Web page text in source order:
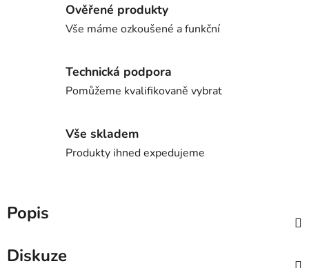
Ověřené produkty
Vše máme ozkoušené a funkční
Technická podpora
Pomůžeme kvalifikovaně vybrat
Vše skladem
Produkty ihned expedujeme
Popis
Diskuze